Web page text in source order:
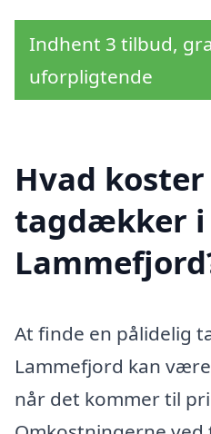
Indhent 3 tilbud,
uforpligtende
Hvad koster
tagdækker i
At finde en pålidelig
Lammefjord kan
når det kommer til